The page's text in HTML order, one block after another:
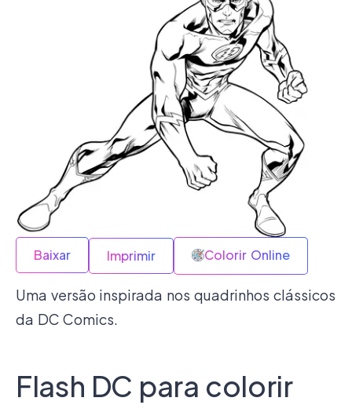
Baixar Imprimir Colorir Online
Uma versão inspirada nos quadrinhos clássicos
da DC Comics.
Flash DC para colorir